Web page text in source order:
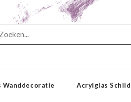
Wanddecoratie Acrylglas